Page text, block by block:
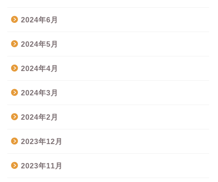
2024年6月
2024年5月
2024年4月
2024年3月
2024年2月
2023年12月
2023年11月